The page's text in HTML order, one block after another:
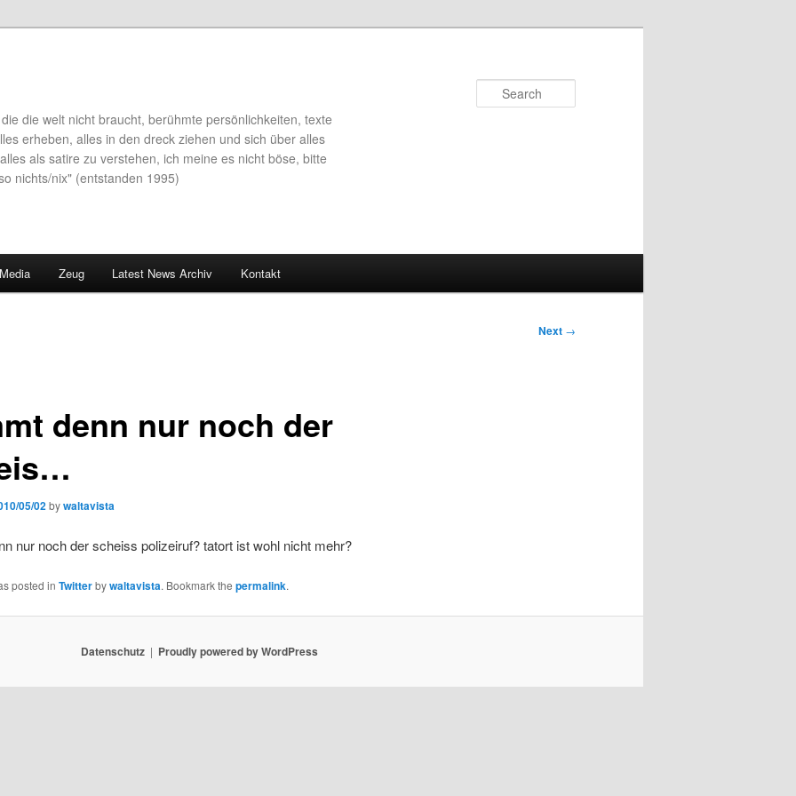
die welt nicht braucht, berühmte persönlichkeiten, texte
erheben, alles in den dreck ziehen und sich über alles
als satire zu verstehen, ich meine es nicht böse, bitte
nichts/nix" (entstanden 1995)
Zeug Latest News Archiv Kontakt
Next →
denn nur noch der
05/02bywaltavista
nur noch der scheiss polizeiruf? tatort ist wohl nicht mehr?
posted in Twitterbywaltavista. Bookmark the permalink.
Datenschutz Proudly powered by WordPress